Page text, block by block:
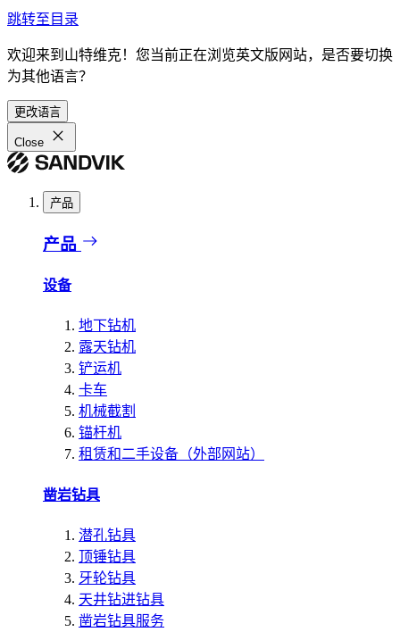
跳转至目录
欢迎来到山特维克！您当前正在浏览英文版网站，是否要切换
为其他语言？
更改语言
Close
产品
产品
设备
地下钻机
露天钻机
铲运机
卡车
机械截割
锚杆机
租赁和二手设备（外部网站）
凿岩钻具
潜孔钻具
顶锤钻具
牙轮钻具
天井钻进钻具
凿岩钻具服务